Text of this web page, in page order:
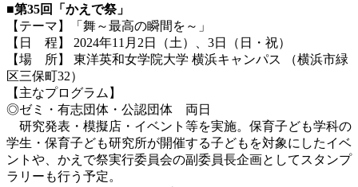
■第35回「かえで祭」
【テーマ】「舞～最高の瞬間を～」
【日 程】 2024年11月2日（土）、3日（日・祝）
【場 所】 東洋英和女学院大学 横浜キャンパス （横浜市緑
区三保町32）
【主なプログラム】
◎ゼミ・有志団体・公認団体 両日
研究発表・模擬店・イベント等を実施。保育子ども学科の
学生・保育子ども研究所が開催する子どもを対象にしたイベ
ントや、かえで祭実行委員会の副委員長企画としてスタンプ
ラリーも行う予定。